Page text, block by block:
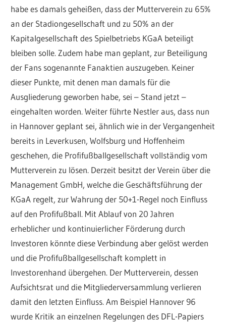
habe es damals geheißen, dass der Mutterverein zu 65%
an der Stadiongesellschaft und zu 50% an der
Kapitalgesellschaft des Spielbetriebs KGaA beteiligt
bleiben solle. Zudem habe man geplant, zur Beteiligung
der Fans sogenannte Fanaktien auszugeben. Keiner
dieser Punkte, mit denen man damals für die
Ausgliederung geworben habe, sei – Stand jetzt –
eingehalten worden. Weiter führte Nestler aus, dass nun
in Hannover geplant sei, ähnlich wie in der Vergangenheit
bereits in Leverkusen, Wolfsburg und Hoffenheim
geschehen, die Profifußballgesellschaft vollständig vom
Mutterverein zu lösen. Derzeit besitzt der Verein über die
Management GmbH, welche die Geschäftsführung der
KGaA regelt, zur Wahrung der 50+1-Regel noch Einfluss
auf den Profifußball. Mit Ablauf von 20 Jahren
erheblicher und kontinuierlicher Förderung durch
Investoren könnte diese Verbindung aber gelöst werden
und die Profifußballgesellschaft komplett in
Investorenhand übergehen. Der Mutterverein, dessen
Aufsichtsrat und die Mitgliederversammlung verlieren
damit den letzten Einfluss. Am Beispiel Hannover 96
wurde Kritik an einzelnen Regelungen des DFL-Papiers